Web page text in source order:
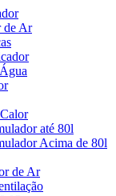
de Ar
até 80l
Acima de 80l
de Ar